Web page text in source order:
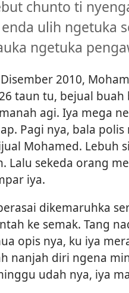
chunto ti
ulih ngetuka
ngetuka
Disember 2010,
taun tu, bejual buah
agi. Iya mega
Pagi nya, bala
Mohamed. Lebuh
Lalu sekeda orang
iya.
dikemaruhka
ke semak. Tang
opis nya, ku iya
nanjah diri ngena
udah nya, iya